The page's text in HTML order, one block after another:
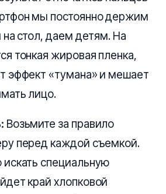
мы постоянно держим
на стол, даем детям. На
тонкая жировая пленка,
эффект «тумана» и мешает
лицо.
Возьмите за правило
перед каждой съемкой.
искать специальную
край хлопковой